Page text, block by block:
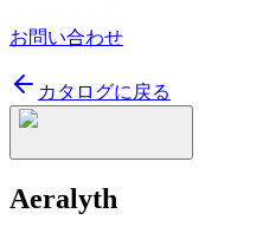
お問い合わせ
カタログに戻る
Aeralyth